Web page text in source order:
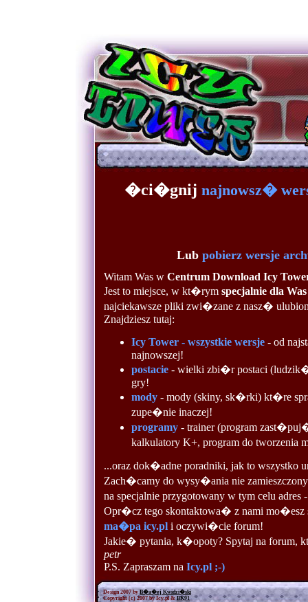
�ci�gnij najnowsz�
Lub pobierz wersje
Witam Was w Centrum Download Icy
Jest to miejsce, w kt�rym specjalnie dla Was
najciekawsze pliki zwi�zane z nasz�
Znajdziesz tutaj:
Icy Tower - wszystkie wersje - od
najnowszej!
postacie - wielki zbi�r postaci
gry!
mody - mody (skiny, sk�rki) kt�re
zupe�nie inaczej!
programy - trainer (program
kalkulatory K+, program do tworzenia
...oraz dok�adne poradniki, jak to
Zach�camy do wysy�ania nie
na specjalnie przygotowany w tym celu adres
Opr�cz tego skontaktowa� z nami mo�esz
ma�pa icy.pl i oczywi�cie forum!
Jakie� pytania, k�opoty? Spytaj na forum,
petr
P.S. Zapraszam na Icy.pl ;-)
Design 2007 byB�a�ej Kwidzi�ski
Copyright (c) 2007 by Icy.pl &BK91